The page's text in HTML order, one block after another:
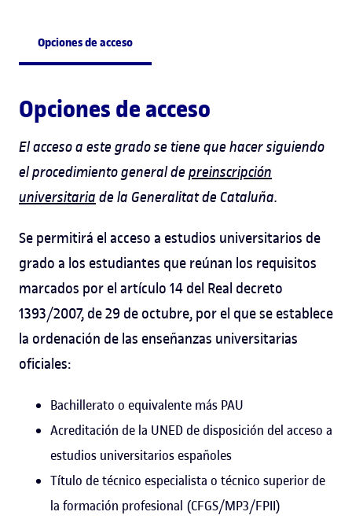
Opciones de acceso
Opciones de acceso
El acceso a este grado se tiene que hacer siguiendo
el procedimiento general depreinscripción
universitaria de la Generalitat de Cataluña.
Se permitirá el acceso a estudios universitarios de
grado a los estudiantes que reúnan los requisitos
marcados por el artículo 14 del Real decreto
1393/2007, de 29 de octubre, por el que se establece
la ordenación de las enseñanzas universitarias
oficiales:
Bachillerato o equivalente más PAU
Acreditación de la UNED de disposición del acceso a
estudios universitarios españoles
Título de técnico especialista o técnico superior de
la formación profesional (CFGS/MP3/FPII)